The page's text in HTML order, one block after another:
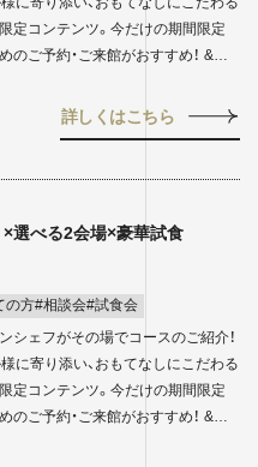
定コンテンツ。今だけの期間限定
のご予約・ご来館がおすすめ！ &…
詳しくはこちら
×選べる2会場×豪華試食
の方#相談会#試食会
シェフがその場でコースのご紹介！
に寄り添い、おもてなしにこだわる
定コンテンツ。今だけの期間限定
のご予約・ご来館がおすすめ！ &…